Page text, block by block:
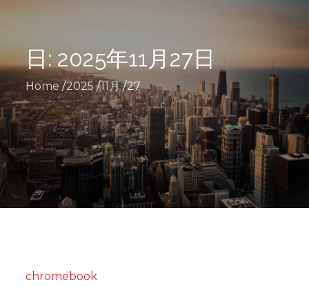
日:2025年11月27日
Home 2025 11月 27
chromebook